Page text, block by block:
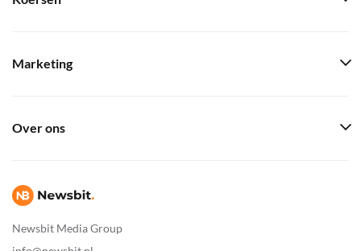
Newsbit Media Group
Marketing
Over ons